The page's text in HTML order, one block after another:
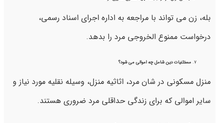
بله، زن می تواند با مراجعه به اداره اجرای اسناد رسمی،
درخواست ممنوع الخروجی مرد را بدهد.
مستثنیات دین شامل چه اموالی می شود؟
منزل مسکونی در شان مرد، اثاثیه منزل، وسیله نقلیه مورد نیاز و
سایر اموالی که برای زندگی حداقلی مرد ضروری هستند.